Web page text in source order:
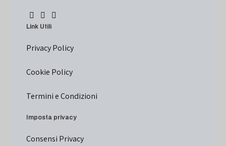
Link Utili
Privacy Policy
Cookie Policy
Termini e Condizioni
Imposta privacy
Consensi Privacy